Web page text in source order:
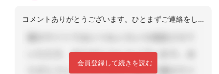
コメントありがとうございます。ひとまずご連絡をして対応してまいります。ご助言あり
会員登録して続きを読む